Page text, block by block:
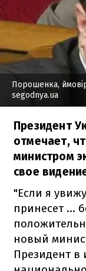
Порошенка,
segodnya.ua
Президент
отмечает,
министром
свое
"Если я
принесет ...
новый
Президент